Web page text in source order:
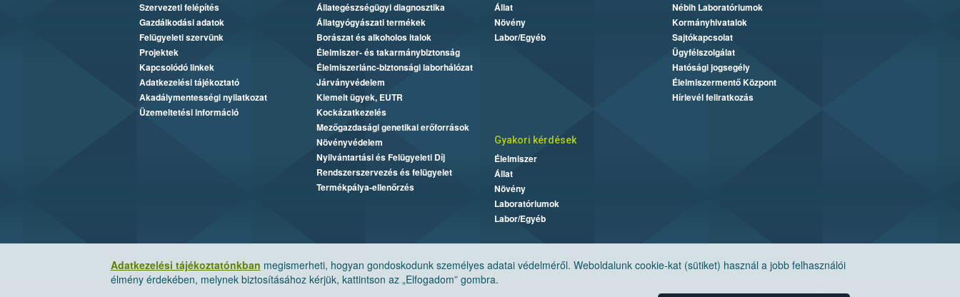
Adatkezelési tájékoztatónkban megismerheti, hogyan gondoskodunk személyes adatai védelméről. Weboldalunk cookie-kat (sütiket) használ a jobb felhasználói
élmény érdekében, melynek biztosításához kérjük, kattintson az „Elfogadom” gombra.
Szervezeti felépítés
Gazdálkodási adatok
Felügyeleti szervünk
Projektek
Kapcsolódó linkek
Adatkezelési tájékoztató
Akadálymentességi nyilatkozat
Üzemeltetési információ
Állategészségügyi diagnosztika
Állatgyógyászati termékek
Borászat és alkoholos italok
Élelmiszer- és takarmánybiztonság
Élelmiszerlánc-biztonsági laborhálózat
Járványvédelem
Kiemelt ügyek, EUTR
Kockázatkezelés
Mezőgazdasági genetikai erőforrások
Növényvédelem
Nyilvántartási és Felügyeleti Díj
Rendszerszervezés és felügyelet
Termékpálya-ellenőrzés
Állat
Növény
Labor/Egyéb
Nébih Laboratóriumok
Kormányhivatalok
Sajtókapcsolat
Ügyfélszolgálat
Hatósági jogsegély
Élelmiszermentő Központ
Hírlevél feliratkozás
Gyakori kérdések
Élelmiszer
Állat
Növény
Laboratóriumok
Labor/Egyéb